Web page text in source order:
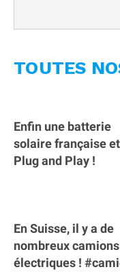
TOUTES
Enfin une batterie
solaire française et
Plug and Play !
En Suisse, il y a de
nombreux camions
électriques !